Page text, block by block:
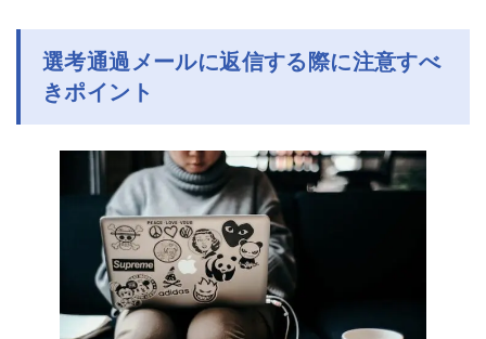
選考通過メールに返信する際に注意すべ
きポイン ト